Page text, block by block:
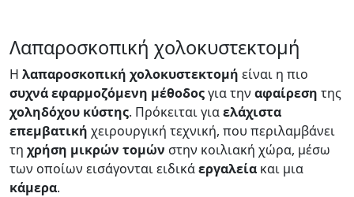
Λαπαροσκοπική χολοκυστεκτομή
Η λαπαροσκοπική χολοκυστεκτομή είναι η πιο
συχνά εφαρμοζόμενη μέθοδοςγια την αφαίρεση της
χοληδόχου κύστης. Πρόκειται γιαελάχιστα
επεμβατική χειρουργική τεχνική, που περιλαμβάνει
τη χρήση μικρών τομών στην κοιλιακή χώρα, μέσω
των οποίων εισάγονται ειδικάεργαλεία και μια
κάμερα.